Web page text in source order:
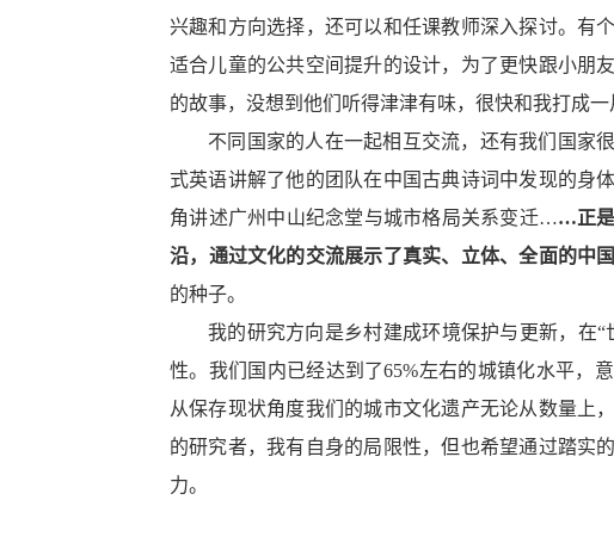
兴趣和方向选择，还可以和任课教师深入探讨。有
适合儿童的公共空间提升的设计， 为了更快跟小朋
的故事，没想到他们听得津津有味，很快和我打成一
不同国家的人在一起相互交流，还有我们国家
式英语讲解了他的团队在中国古典诗词中发现的身
角讲述广州中山纪念堂与城市格局关系变迁……正
沿， 通过文化的交流展示了真实、立体、全面的中国
的种子。
我的研究方向是乡村建成环境保护与更新，在“
性。我们国内已经达到了65%左右的城镇化水平，
从保存现状角度我们的城市文化遗产无论从数量上
的研究者，我有自身的局限性，但也希望通过踏实
力。